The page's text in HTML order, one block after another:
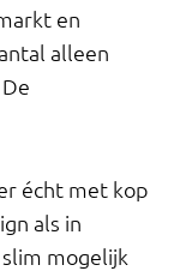
en
alleen
écht met kop
als in
mogelijk